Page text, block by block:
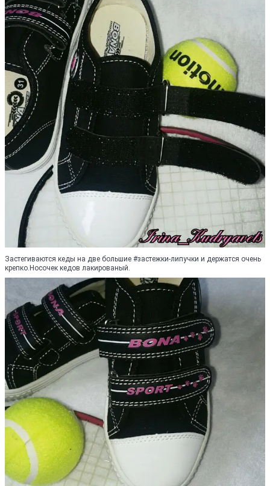
Застегиваются кеды на две большие #застежки-липучки и держатся очень
крепко.Носочек кедов лакированый.